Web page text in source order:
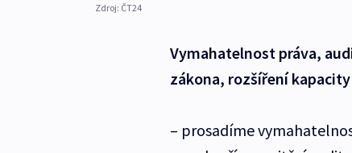
Zdroj: ČT24
Vymahatelnost práva,
zákona, rozšíření
– prosadíme